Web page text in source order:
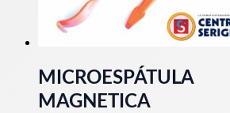
MICROESPÁTULA
MAGNETICA